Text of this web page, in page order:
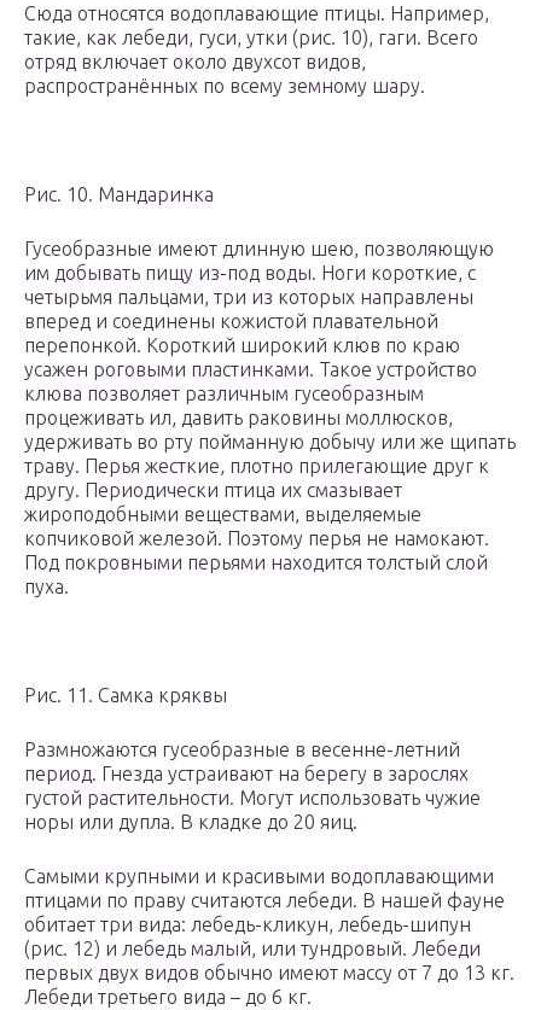
Сюда относятся водоплавающие птицы. Например,
такие, как лебеди, гуси, утки (рис. 10), гаги. Всего
отряд включает около двухсот видов,
распространённых по всему земному шару.
Рис. 10. Мандаринка
Гусеобразные имеют длинную шею, позволяющую
им добывать пищу из-под воды. Ноги короткие, с
четырьмя пальцами, три из которых направлены
вперед и соединены кожистой плавательной
перепонкой. Короткий широкий клюв по краю
усажен роговыми пластинками. Такое устройство
клюва позволяет различным гусеобразным
процеживать ил, давить раковины моллюсков,
удерживать во рту пойманную добычу или же щипать
траву. Перья жесткие, плотно прилегающие друг к
другу. Периодически птица их смазывает
жироподобными веществами, выделяемые
копчиковой железой. Поэтому перья не намокают.
Под покровными перьями находится толстый слой
пуха.
Рис. 11. Самка кряквы
Размножаются гусеобразные в весенне-летний
период. Гнезда устраивают на берегу в зарослях
густой растительности. Могут использовать чужие
норы или дупла. В кладке до 20 яиц.
Самыми крупными и красивыми водоплавающими
птицами по праву считаются лебеди. В нашей фауне
обитает три вида: лебедь-кликун, лебедь-шипун
(рис. 12) и лебедь малый, или тундровый. Лебеди
первых двух видов обычно имеют массу от 7 до 13 кг.
Лебеди третьего вида – до 6 кг.